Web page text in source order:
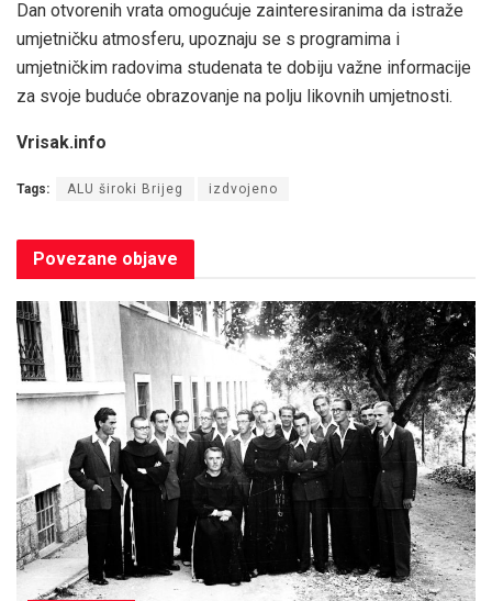
Dan otvorenih vrata omogućuje zainteresiranima da istraže
umjetničku atmosferu, upoznaju se s programima i
umjetničkim radovima studenata te dobiju važne informacije
za svoje buduće obrazovanje na polju likovnih umjetnosti.
Vrisak.info
Tags: ALU široki Brijeg izdvojeno
Povezane objave